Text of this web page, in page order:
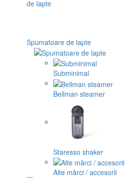
Spumatoare de lapte
Subminimal
Bellman steamer
Staresso shaker
Alte mărci / accesorii